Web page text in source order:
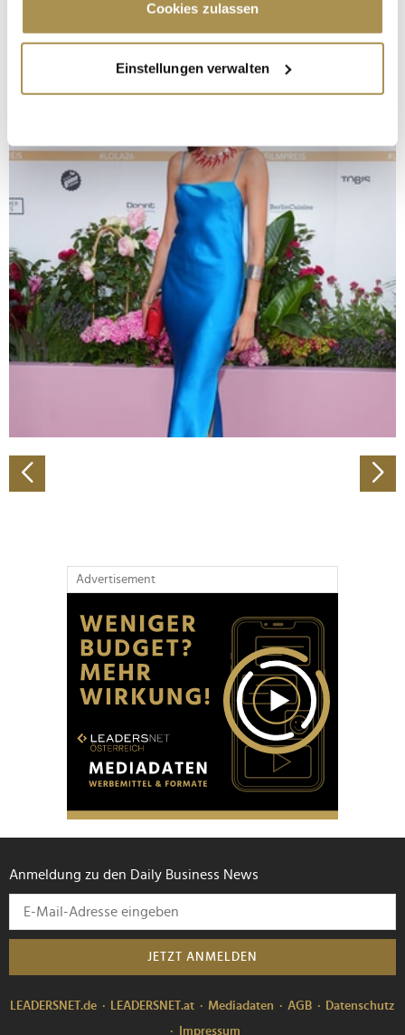
Trigger Symbol ändern oder widerrufen
Informationen über Ihre geografische Lage
erfassen, welche bis auf einige Meter genau sein
bestimmten Merkmalen (Fingerprinting) identifizieren
Erfahren Sie mehr darüber, wie Ihre persönlichen Daten
verarbeitet werden, und legen Sie Ihre Präferenzen im
Abschnitt Einzelheiten fest.
Wir verwenden Cookies, um Inhalte und Anzeigen zu
personalisieren, Funktionen für soziale Medien anbieten
zu können und die Zugriffe auf unsere Website zu
analysieren. Außerdem geben wir Informationen zu Ihrer
Verwendung unserer Website an unsere Partner für
soziale Medien, Werbung und Analysen weiter. Unsere
Partner führen diese Informationen möglicherweise mit
weiteren Daten zusammen, die Sie ihnen bereitgestellt
gesammelt haben.
Cookies zulassen
Einstellungen verwalten
Advertisement
Anmeldung zu den Daily Business News
JETZT ANMELDEN
LEADERSNET.de LEADERSNET.at Mediadaten AGB
Datenschutz
Impressum